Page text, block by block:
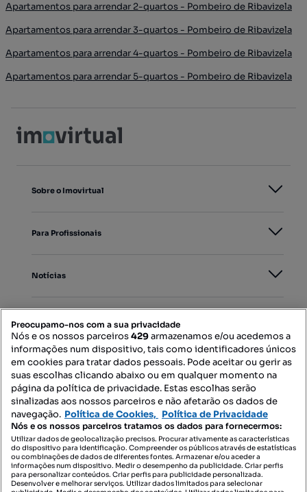
Apartamentos para arrendar 2-quartos - Pombeiro de Ribavizela
Apartamentos para arrendar 3-quartos - Pombeiro de Ribavizela
Apartamentos para arrendar 4-quartos - Pombeiro de Ribavizela
Apartamentos para arrendar 5-quartos - Pombeiro de Ribavizela
Sobre o Imovirtual
Para Profissionais
Notícias
Mapa do Site
Contacte-nos
SIGA-NOS:
Preocupamo-nos com a sua privacidade
Nós e os nossos parceiros429armazenamos e/ou acedemos a
informações num dispositivo, tais como identificadores únicos
em cookies para tratar dados pessoais. Pode aceitar ou gerir as
suas escolhas clicando abaixo ou em qualquer momento na
página da política de privacidade. Estas escolhas serão
sinalizadas aos nossos parceiros e não afetarão os dados de
navegação. Política de Cookies, Política de Privacidade
Nós e os nossos parceiros tratamos os dados para fornecermos:
Utilizar dados de geolocalização precisos. Procurar ativamente as características
do dispositivo para identificação. Compreender os públicos através de estatísticas
ou combinações de dados de diferentes fontes. Armazenar e/ou aceder a
informações num dispositivo. Medir o desempenho da publicidade. Criar perfis
para personalizar conteúdos. Criar perfis para publicidade personalizada.
Desenvolver e melhorar serviços. Utilizar dados limitados para selecionar